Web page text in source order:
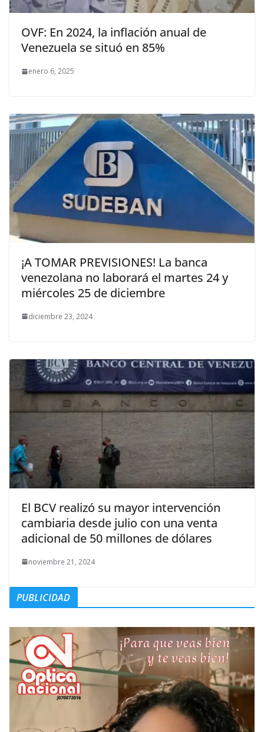
OVF: En 2024, la inflación anual de
Venezuela se situó en 85%
enero 6, 2025
¡A TOMAR PREVISIONES! La banca
venezolana no laborará el martes 24 y
miércoles 25 de diciembre
diciembre 23, 2024
El BCV realizó su mayor intervención
cambiaria desde julio con una venta
adicional de 50 millones de dólares
noviembre 21, 2024
PUBLICIDAD